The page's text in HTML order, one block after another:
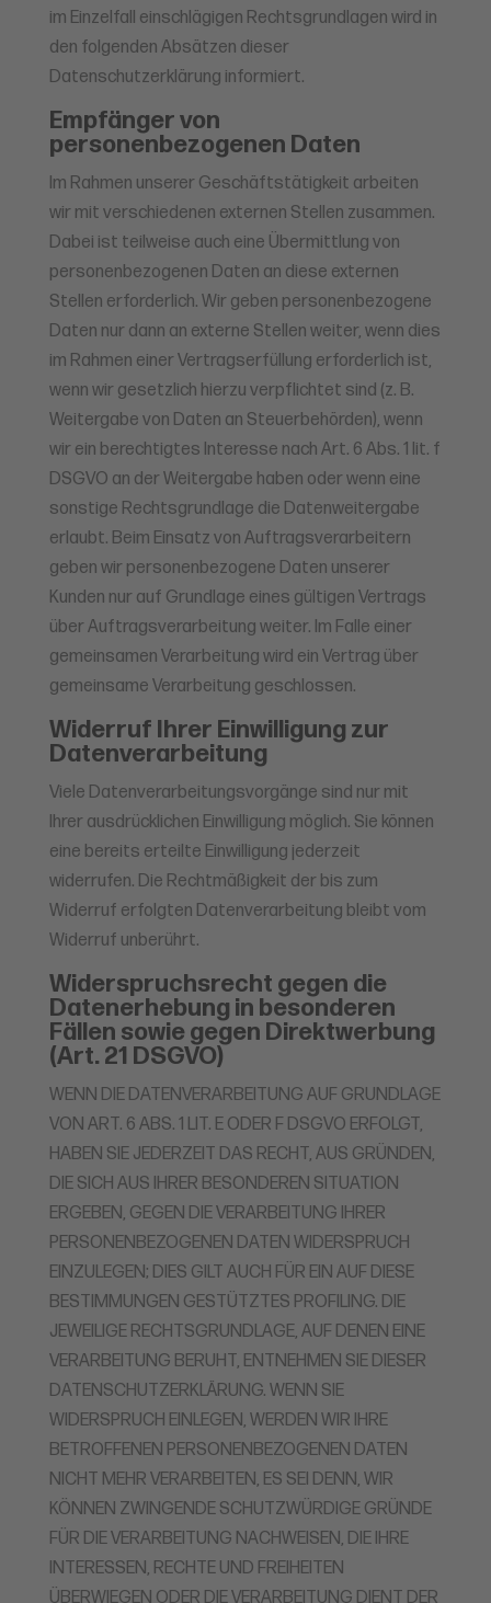
im Einzelfall einschlägigen Rechtsgrundlagen wird in
den folgenden Absätzen dieser
Datenschutzerklärung informiert.
Empfänger von
personenbezogenen Daten
Im Rahmen unserer Geschäftstätigkeit arbeiten
wir mit verschiedenen externen Stellen zusammen.
Dabei ist teilweise auch eine Übermittlung von
personenbezogenen Daten an diese externen
Stellen erforderlich. Wir geben personenbezogene
Daten nur dann an externe Stellen weiter, wenn dies
im Rahmen einer Vertragserfüllung erforderlich ist,
wenn wir gesetzlich hierzu verpflichtet sind (z. B.
Weitergabe von Daten an Steuerbehörden), wenn
wir ein berechtigtes Interesse nach Art. 6 Abs. 1 lit. f
DSGVO an der Weitergabe haben oder wenn eine
sonstige Rechtsgrundlage die Datenweitergabe
erlaubt. Beim Einsatz von Auftragsverarbeitern
geben wir personenbezogene Daten unserer
Kunden nur auf Grundlage eines gültigen Vertrags
über Auftragsverarbeitung weiter. Im Falle einer
gemeinsamen Verarbeitung wird ein Vertrag über
gemeinsame Verarbeitung geschlossen.
Widerruf Ihrer Einwilligung zur
Datenverarbeitung
Viele Datenverarbeitungsvorgänge sind nur mit
Ihrer ausdrücklichen Einwilligung möglich. Sie können
eine bereits erteilte Einwilligung jederzeit
widerrufen. Die Rechtmäßigkeit der bis zum
Widerruf erfolgten Datenverarbeitung bleibt vom
Widerruf unberührt.
Widerspruchsrecht gegen die
Datenerhebung in besonderen
Fällen sowie gegen Direktwerbung
(Art. 21 DSGVO)
WENN DIE DATENVERARBEITUNG AUF GRUNDLAGE
VON ART. 6 ABS. 1 LIT. E ODER F DSGVO ERFOLGT,
HABEN SIE JEDERZEIT DAS RECHT, AUS GRÜNDEN,
DIE SICH AUS IHRER BESONDEREN SITUATION
ERGEBEN, GEGEN DIE VERARBEITUNG IHRER
PERSONENBEZOGENEN DATEN WIDERSPRUCH
EINZULEGEN; DIES GILT AUCH FÜR EIN AUF DIESE
BESTIMMUNGEN GESTÜTZTES PROFILING. DIE
JEWEILIGE RECHTSGRUNDLAGE, AUF DENEN EINE
VERARBEITUNG BERUHT, ENTNEHMEN SIE DIESER
DATENSCHUTZERKLÄRUNG. WENN SIE
WIDERSPRUCH EINLEGEN, WERDEN WIR IHRE
BETROFFENEN PERSONENBEZOGENEN DATEN
NICHT MEHR VERARBEITEN, ES SEI DENN, WIR
KÖNNEN ZWINGENDE SCHUTZWÜRDIGE GRÜNDE
FÜR DIE VERARBEITUNG NACHWEISEN, DIE IHRE
INTERESSEN, RECHTE UND FREIHEITEN
ÜBERWIEGEN ODER DIE VERARBEITUNG DIENT DER